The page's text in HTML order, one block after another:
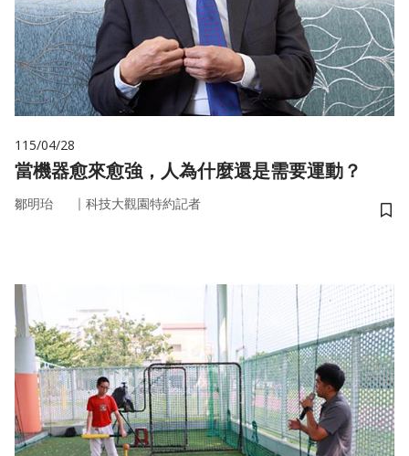
115/04/28
當機器愈來愈強，人為什麼還是需要運動？
鄒明珆 ｜ 科技大觀園特約記者
儲